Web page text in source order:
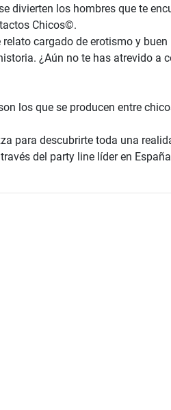
divierten los hombres que te
Chicos©.
cargado de erotismo y buen
¿Aún no te has atrevido a
los que se producen entre
para descubrirte toda una
del party line líder en